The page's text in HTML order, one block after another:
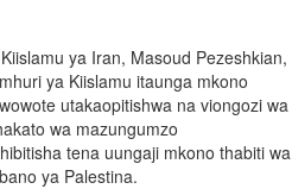
ya Iran, Masoud Pezeshkian,
ya Kiislamu itaunga mkono
utakaopitishwa na viongozi wa
wa mazungumzo
tena uungaji mkono thabiti wa
ya Palestina.